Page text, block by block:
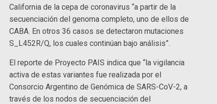
California de la cepa de coronavirus “a partir de la
secuenciación del genoma completo, uno de ellos de
CABA. En otros 36 casos se detectaron mutaciones
S_L452R/Q, los cuales continúan bajo análisis”.
El reporte de Proyecto PAIS indica que “la vigilancia
activa de estas variantes fue realizada por el
Consorcio Argentino de Genómica de SARS-CoV-2, a
través de los nodos de secuenciación del